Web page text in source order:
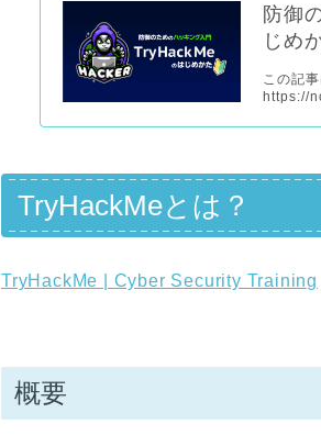
防御
じめ
この記
https://
TryHackMeとは？
TryHackMe | Cyber Security Training
概要